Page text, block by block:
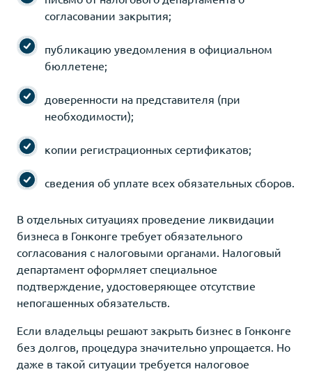
согласовании закрытия;
публикацию уведомления в официальном
бюллетене;
доверенности на представителя (при
необходимости);
копии регистрационных сертификатов;
сведения об уплате всех обязательных сборов.
В отдельных ситуациях проведение ликвидации
бизнеса в Гонконге требует обязательного
согласования с налоговыми органами. Налоговый
департамент оформляет специальное
подтверждение, удостоверяющее отсутствие
непогашенных обязательств.
Если владельцы решают закрыть бизнес в Гонконге
без долгов, процедура значительно упрощается. Но
даже в такой ситуации требуется налоговое